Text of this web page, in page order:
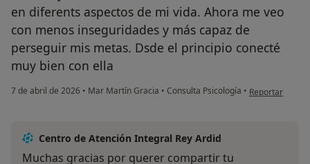
en diferents aspectos de mi vida. Ahora me veo
con menos inseguridades y más capaz de
perseguir mis metas. Dsde el principio conecté
muy bien con ella
7 de abril de 2026 • Mar Martín Gracia • Consulta Psicología • en opinión del
Reportar
Centro de Atención Integral Rey Ardid
Muchas gracias por querer compartir tu